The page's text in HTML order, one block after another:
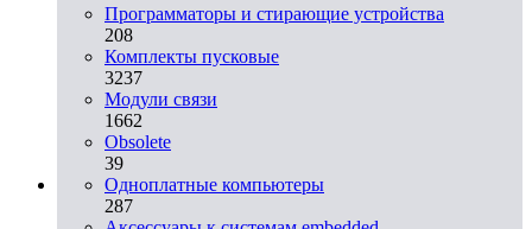
Программаторы и стирающие устройства
208
Комплекты пусковые
3237
Модули связи
1662
Obsolete
39
Одноплатные компьютеры
287